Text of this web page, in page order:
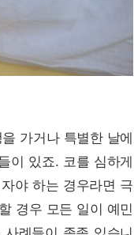
가거나 특별한 날에
이 있죠. 코를 심하게
야 하는 경우라면 극
경우 모든 일이 예민